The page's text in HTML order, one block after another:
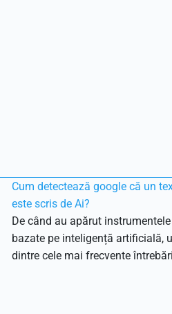
Cum detectează google că un
este scris de Ai?
De când au apărut instrumentele
bazate pe inteligență artificială,
dintre cele mai frecvente